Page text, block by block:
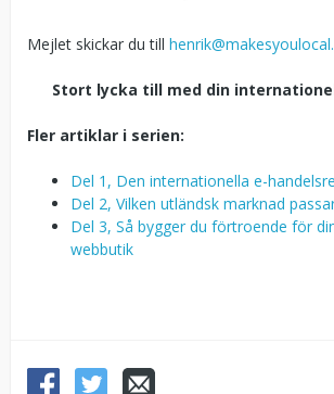
Mejlet skickar du till
Stort lycka till med din
Fler artiklar i serien:
Del 1, Den internationella e-
Del 2, Vilken utländsk marknad
Del 3, Så bygger du förtroende för
webbutik